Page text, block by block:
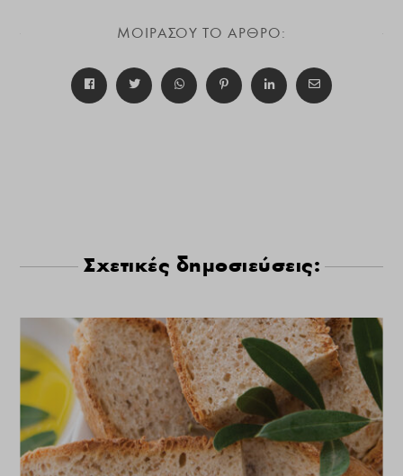
ΜΟΙΡΑΣΟΥ ΤΟ ΑΡΘΡΟ:
Σχετικές δημοσιεύσεις: